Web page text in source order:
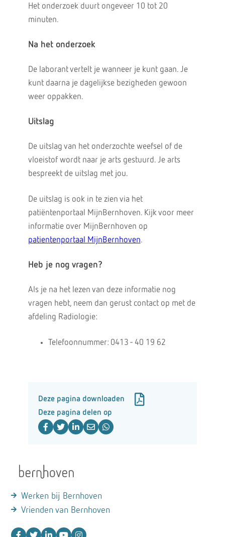
Het onderzoek duurt ongeveer 10 tot 20
minuten.
Na het onderzoek
De laborant vertelt je wanneer je kunt gaan. Je
kunt daarna je dagelijkse bezigheden gewoon
weer oppakken.
Uitslag
De uitslag van het onderzochte weefsel of de
vloeistof wordt naar je arts gestuurd. Je arts
bespreekt de uitslag met jou.
De uitslag is ook in te zien via het
patiëntenportaal MijnBernhoven. Kijk voor meer
informatie over MijnBernhoven op
patientenportaal MijnBernhoven.
Heb je nog vragen?
Als je na het lezen van deze informatie nog
vragen hebt, neem dan gerust contact op met de
afdeling Radiologie:
Telefoonnummer: 0413 - 40 19 62
Deze pagina downloaden
Deze pagina delen op
Werken bij Bernhoven
Vrienden van Bernhoven